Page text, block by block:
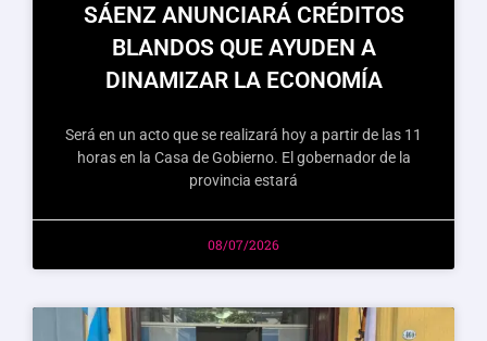
SÁENZ ANUNCIARÁ CRÉDITOS
BLANDOS QUE AYUDEN A
DINAMIZAR LA ECONOMÍA
Será en un acto que se realizará hoy a partir de las 11
horas en la Casa de Gobierno. El gobernador de la
provincia estará
08/07/2026